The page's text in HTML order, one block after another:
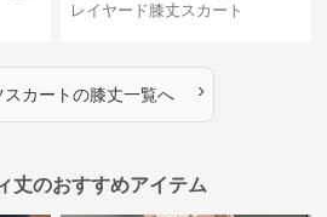
レイヤード膝丈スカート
カートの膝丈一覧へ ›
丈のおすすめアイテム